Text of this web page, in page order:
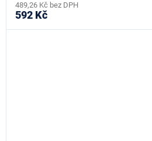
489,26 Kč bez DPH
592 Kč